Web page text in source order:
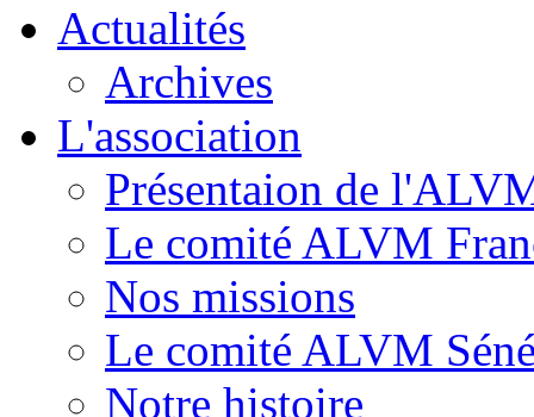
Actualités
Archives
L'association
Présentaion de
Le comité ALVM
Nos missions
Le comité ALVM
Notre histoire